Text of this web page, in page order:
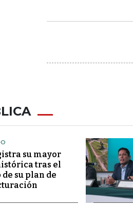
su mayor
tras el
su plan de